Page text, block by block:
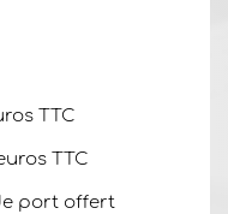
TTC
TTC
port offert